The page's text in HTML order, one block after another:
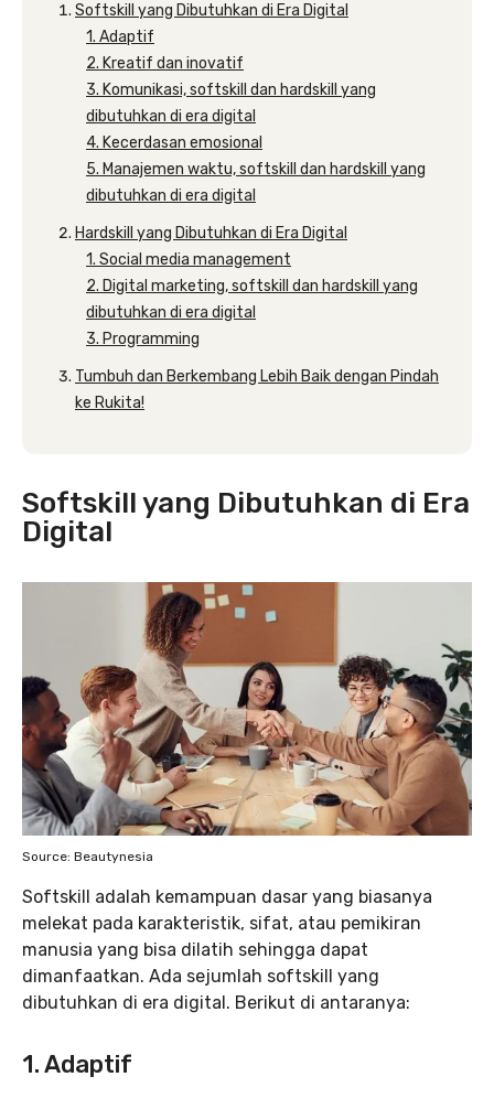
Softskill yang Dibutuhkan di Era Digital
1. Adaptif
2. Kreatif dan inovatif
3. Komunikasi, softskill dan hardskill yang
dibutuhkan di era digital
4. Kecerdasan emosional
5. Manajemen waktu, softskill dan hardskill yang
dibutuhkan di era digital
Hardskill yang Dibutuhkan di Era Digital
1. Social media management
2. Digital marketing, softskill dan hardskill yang
dibutuhkan di era digital
3. Programming
Tumbuh dan Berkembang Lebih Baik dengan Pindah
ke Rukita!
Softskill yang Dibutuhkan di Era
Digital
Source: Beautynesia
Softskill adalah kemampuan dasar yang biasanya
melekat pada karakteristik, sifat, atau pemikiran
manusia yang bisa dilatih sehingga dapat
dimanfaatkan. Ada sejumlah softskill yang
dibutuhkan di era digital. Berikut di antaranya:
1. Adaptif